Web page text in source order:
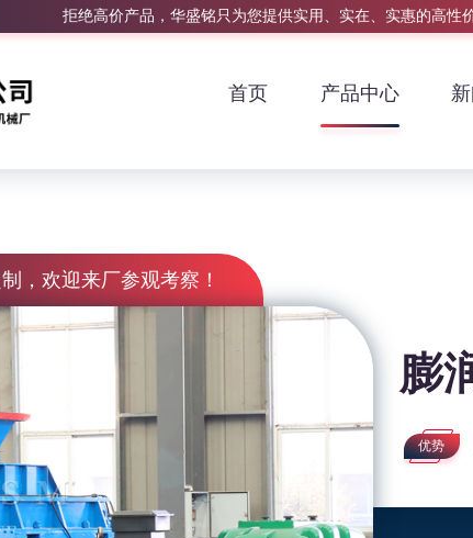
拒绝高价产品，华盛铭只为您提供实用、实在、实惠的高性
首页 产品中心
，欢迎来厂参观考察！
膨
优势